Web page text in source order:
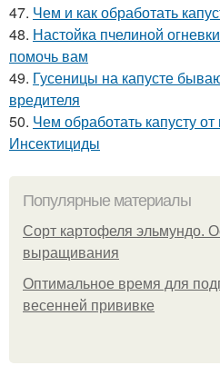
47. Чем и как обработать
48. Настойка пчелиной
помочь вам
49. Гусеницы на капусте
вредителя
50. Чем обработать капусту
Инсектициды
Популярные материалы
Сорт картофеля эльмундо.
выращивания
Оптимальное время для
весенней прививке